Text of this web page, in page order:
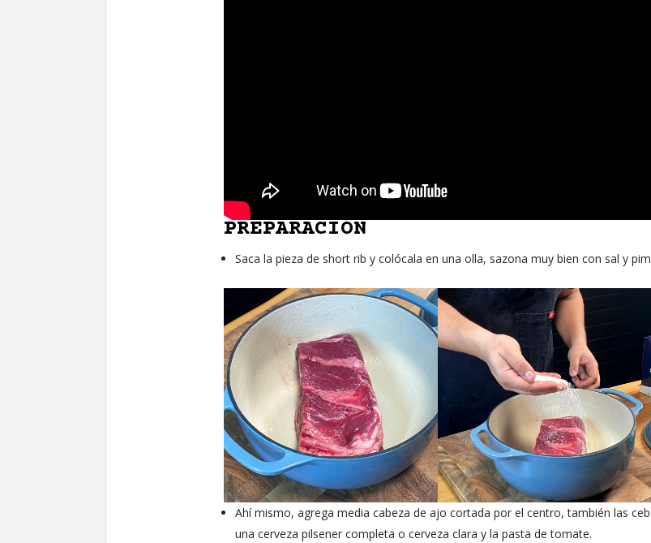
PREPARACIÓN
Saca la pieza de short rib y colócala en una olla, sazona muy bien con sal y
Ahí mismo, agrega media cabeza de ajo cortada por el centro, también las
una cerveza pilsener completa o cerveza clara y la pasta de tomate.